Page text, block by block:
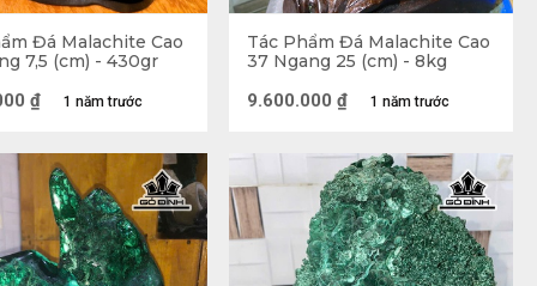
Đá Malachite Cao
7,5 (cm) - 430gr
1 năm trước
₫
Tác Phẩm Đá Malachite Cao
37 Ngang 25 (cm) - 8kg
1 năm trước
9.600.000 ₫